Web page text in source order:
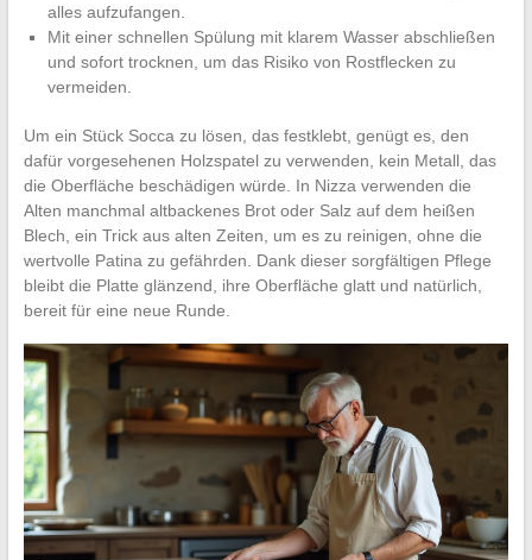
alles aufzufangen.
Mit einer schnellen Spülung mit klarem Wasser abschließen
und sofort trocknen, um das Risiko von Rostflecken zu
vermeiden.
Um ein Stück Socca zu lösen, das festklebt, genügt es, den
dafür vorgesehenen Holzspatel zu verwenden, kein Metall, das
die Oberfläche beschädigen würde. In Nizza verwenden die
Alten manchmal altbackenes Brot oder Salz auf dem heißen
Blech, ein Trick aus alten Zeiten, um es zu reinigen, ohne die
wertvolle Patina zu gefährden. Dank dieser sorgfältigen Pflege
bleibt die Platte glänzend, ihre Oberfläche glatt und natürlich,
bereit für eine neue Runde.